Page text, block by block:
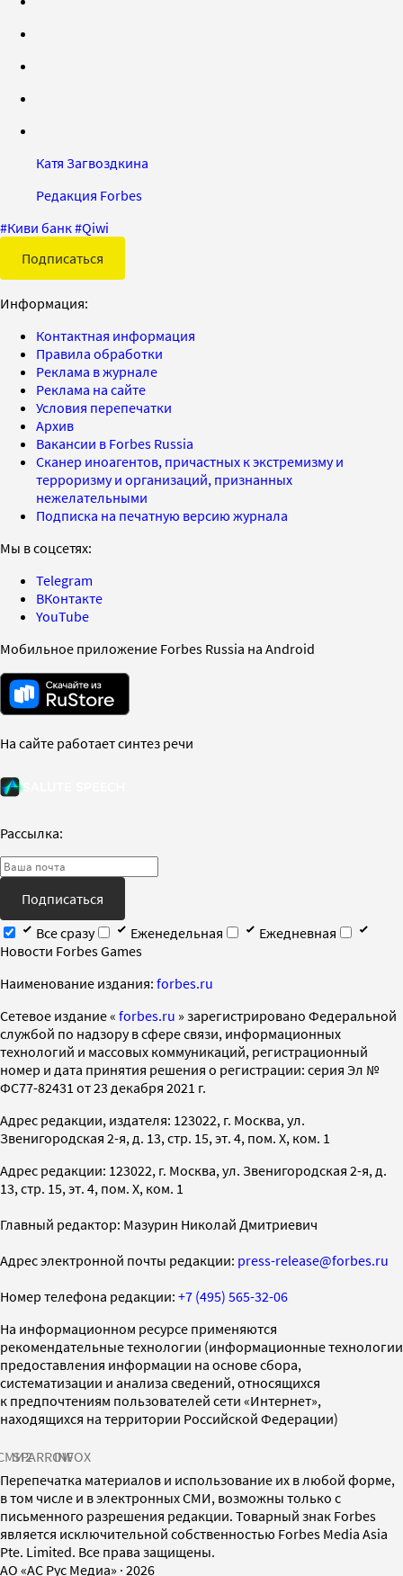
Катя Загвоздкина
Редакция Forbes
#Киви банк#Qiwi
Подписаться
Информация:
Контактная информация
Правила обработки
Реклама в журнале
Реклама на сайте
Условия перепечатки
Архив
Вакансии в Forbes Russia
Сканер иноагентов, причастных к экстремизму и
терроризму и организаций, признанных
нежелательными
Подписка на печатную версию журнала
Мы в соцсетях:
Telegram
ВКонтакте
YouTube
Мобильное приложение Forbes Russia на Android
На сайте работает синтез речи
Рассылка:
Подписаться
Все сразу
Еженедельная
Ежедневная
Новости Forbes Games
Наименование издания: forbes.ru
Cетевое издание « forbes.ru » зарегистрировано Федеральной
службой по надзору в сфере связи, информационных
технологий и массовых коммуникаций, регистрационный
номер и дата принятия решения о регистрации: серия Эл №
ФС77-82431 от 23 декабря 2021 г.
Адрес редакции, издателя: 123022, г. Москва, ул.
Звенигородская 2-я, д. 13, стр. 15, эт. 4, пом. X, ком. 1
Адрес редакции: 123022, г. Москва, ул. Звенигородская 2-я, д.
13, стр. 15, эт. 4, пом. X, ком. 1
Главный редактор: Мазурин Николай Дмитриевич
Адрес электронной почты редакции: press-release@forbes.ru
Номер телефона редакции: +7 (495) 565-32-06
На информационном ресурсе применяются
рекомендательные технологии (информационные технологии
предоставления информации на основе сбора,
систематизации и анализа сведений, относящихся
к предпочтениям пользователей сети «Интернет»,
находящихся на территории Российской Федерации)
SPARROWINFOX
Перепечатка материалов и использование их в любой форме,
в том числе и в электронных СМИ, возможны только с
письменного разрешения редакции. Товарный знак Forbes
является исключительной собственностью Forbes Media Asia
Pte. Limited. Все права защищены.
AO «АС Рус Медиа» · 2026